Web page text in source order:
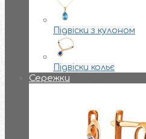
Підвіски з кулоном
Підвіски кольє
Сережки